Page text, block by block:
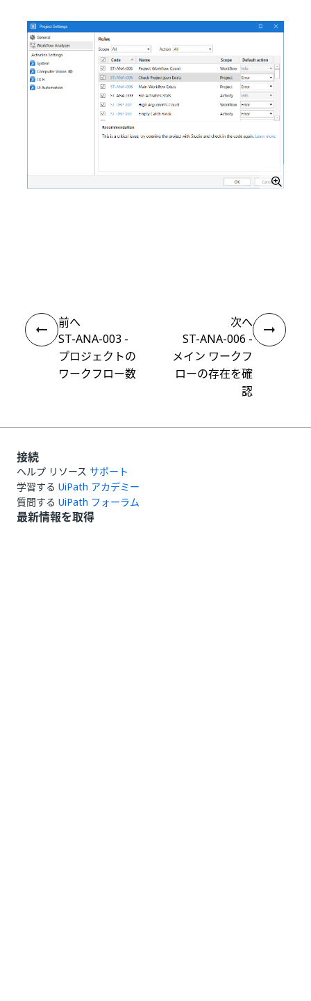
前へ
ST-ANA-003 -
プロジェクトの
ワークフロー数
次へ
ST-ANA-006 -
メイン ワークフ
ローの存在を確
認
接続
ヘルプ リソース サポート
学習する UiPath アカデミー
質問する UiPath フォーラム
最新情報を取得